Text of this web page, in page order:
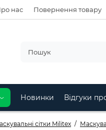
нас Повернення товару
Новинки Відгуки
сітки Militex